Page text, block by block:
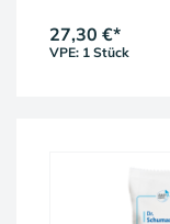
27,30 €*
VPE: 1 Stück